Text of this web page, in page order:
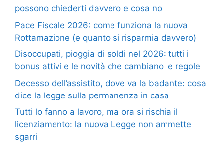
possono chiederti davvero e cosa no
Pace Fiscale 2026: come funziona la nuova
Rottamazione (e quanto si risparmia davvero)
Disoccupati, pioggia di soldi nel 2026: tutti i
bonus attivi e le novità che cambiano le regole
Decesso dell’assistito, dove va la badante: cosa
dice la legge sulla permanenza in casa
Tutti lo fanno a lavoro, ma ora si rischia il
licenziamento: la nuova Legge non ammette
sgarri